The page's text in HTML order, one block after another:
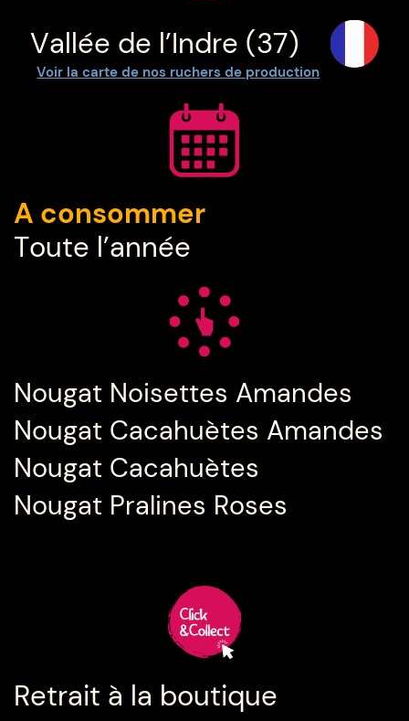
Vallée de l’Indre (37)
Voir la carte de nos ruchers de production
A consommer
Toute l’année
Nougat Noisettes Amandes
Nougat Cacahuètes Amandes
Nougat Cacahuètes
Nougat Pralines Roses
Retrait à la boutique